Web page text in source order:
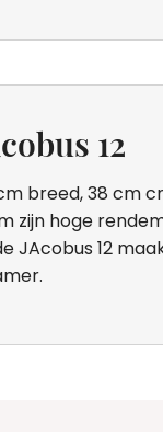
12
breed, 38 cm
zijn hoge
JAcobus 12